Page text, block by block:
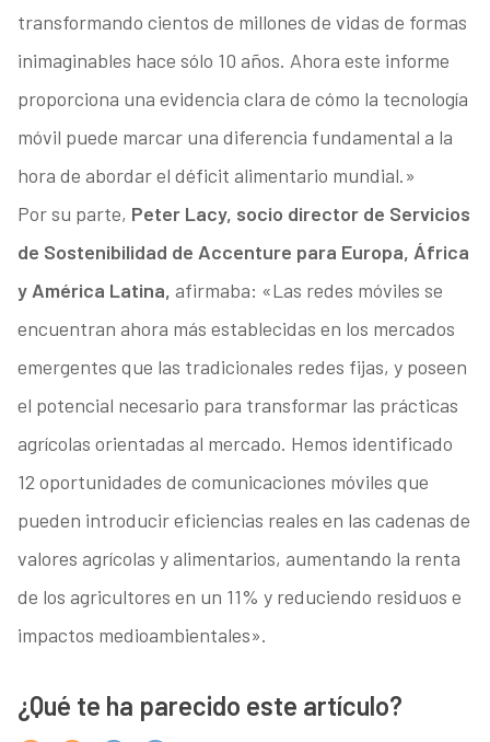
transformando cientos de millones de vidas de formas
inimaginables hace sólo 10 años. Ahora este informe
proporciona una evidencia clara de cómo la tecnología
móvil puede marcar una diferencia fundamental a la
hora de abordar el déficit alimentario mundial.»
Por su parte, Peter Lacy, socio director de Servicios
de Sostenibilidad de Accenture para Europa, África
y América Latina, afirmaba: «Las redes móviles se
encuentran ahora más establecidas en los mercados
emergentes que las tradicionales redes fijas, y poseen
el potencial necesario para transformar las prácticas
agrícolas orientadas al mercado. Hemos identificado
12 oportunidades de comunicaciones móviles que
pueden introducir eficiencias reales en las cadenas de
valores agrícolas y alimentarios, aumentando la renta
de los agricultores en un 11% y reduciendo residuos e
impactos medioambientales».
¿Qué te ha parecido este artículo?